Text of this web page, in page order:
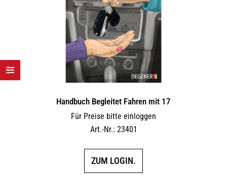
Handbuch Begleitet Fahren mit 17
Für Preise bitte einloggen
Art.-Nr.: 23401
ZUM LOGIN.